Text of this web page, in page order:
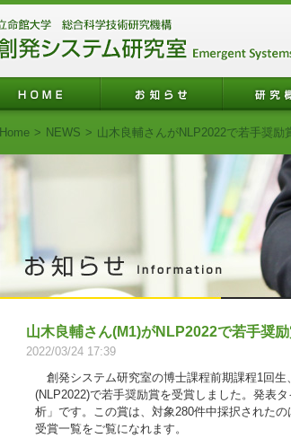
Home > NEWS > 山木良輔さんがNLP2022で若手奨励
山木良輔さん(M1)がNLP2022で若手奨
2022/03/24 17:39
創発システム研究室の博士課程前期課程1回
(NLP2022)で若手奨励賞を受賞しました。発表
析」です。この賞は、対象280件中採択されたの
受賞一覧をご覧になれます。